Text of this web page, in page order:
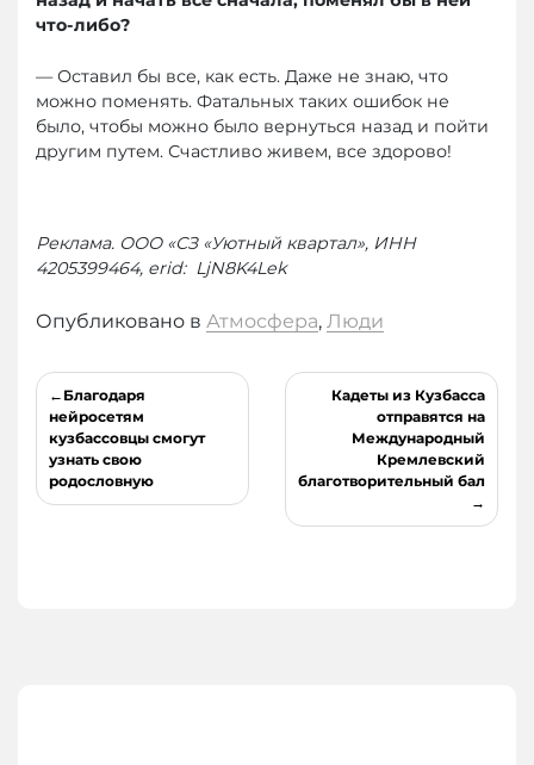
что-либо?
— Оставил бы все, как есть. Даже не знаю, что
можно поменять. Фатальных таких ошибок не
было, чтобы можно было вернуться назад и пойти
другим путем. Счастливо живем, все здорово!
Реклама. ООО «СЗ «Уютный квартал», ИНН
4205399464, erid: LjN8K4Lek
Опубликовано в Атмосфера, Люди
Навигация
по
записям
Благодаря
нейросетям
кузбассовцы смогут
узнать свою
родословную
Кадеты из Кузбасса
отправятся на
Международный
Кремлевский
благотворительный бал